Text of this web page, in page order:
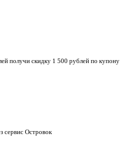
получи скидку 1 500 рублей по купону
сервис Островок